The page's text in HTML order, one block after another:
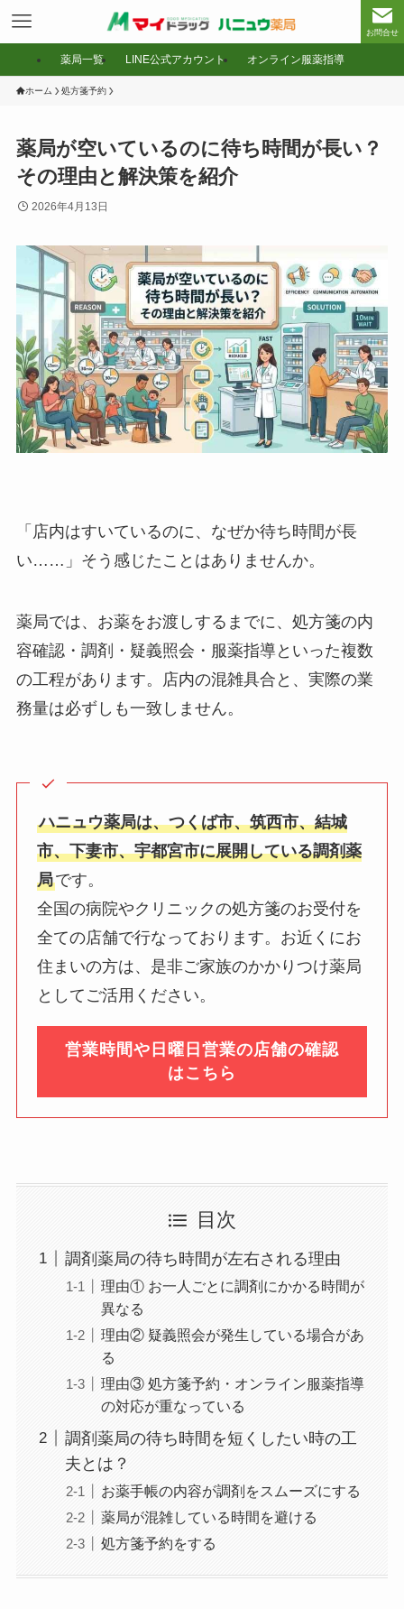
お問合せ
薬局一覧 LINE公式アカウント オンライン服薬指導
ホーム 処方箋予約
薬局が空いているのに待ち時間が長い？
その理由と解決策を紹介
2026年4月13日
「店内はすいているのに、なぜか待ち時間が長
い……」そう感じたことはありませんか。
薬局では、お薬をお渡しするまでに、処方箋の内
容確認・調剤・疑義照会・服薬指導といった複数
の工程があります。店内の混雑具合と、実際の業
務量は必ずしも一致しません。
ハニュウ薬局は、つくば市、筑西市、結城
市、下妻市、宇都宮市に展開している調剤薬
局です。
全国の病院やクリニックの処方箋のお受付を
全ての店舗で行なっております。お近くにお
住まいの方は、是非ご家族のかかりつけ薬局
としてご活用ください。
営業時間や日曜日営業の店舗の確認
はこちら
目次
調剤薬局の待ち時間が左右される理由
理由① お一人ごとに調剤にかかる時間が
異なる
理由② 疑義照会が発生している場合があ
る
理由③ 処方箋予約・オンライン服薬指導
の対応が重なっている
調剤薬局の待ち時間を短くしたい時の工
夫とは？
お薬手帳の内容が調剤をスムーズにする
薬局が混雑している時間を避ける
処方箋予約をする